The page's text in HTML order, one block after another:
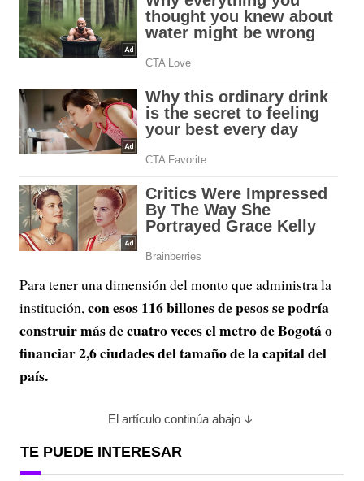
Para tener una dimensión del monto que administra la
institución, con esos 116 billones de pesos se podría
construir más de cuatro veces el metro de Bogotá o
financiar 2,6 ciudades del tamaño de la capital del
país.
El artículo continúa abajo
TE PUEDE INTERESAR